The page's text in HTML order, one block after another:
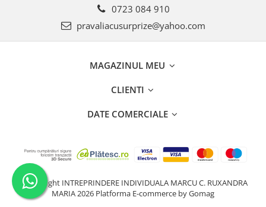
0723 084 910
pravaliacusurprize@yahoo.com
MAGAZINUL MEU
CLIENTI
DATE COMERCIALE
©Copyright INTREPRINDERE INDIVIDUALA MARCU C. RUXANDRA
MARIA 2026 Platforma E-commerce by Gomag